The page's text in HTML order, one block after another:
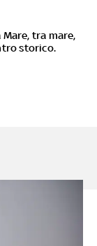
tra mare,
storico.